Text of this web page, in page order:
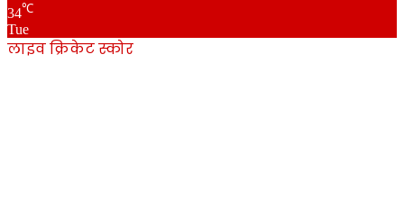
34℃
Tue
लाइव क्रिकेट स्कोर